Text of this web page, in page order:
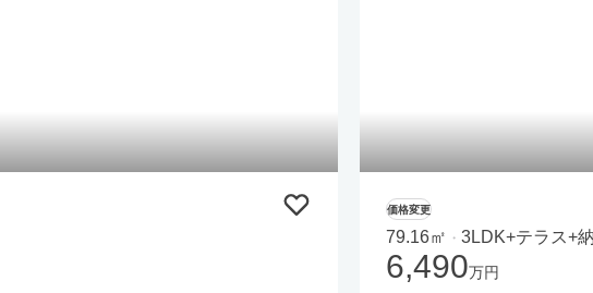
価格変更
79.16㎡ ・ 3LDK+テラス+
6,490万円